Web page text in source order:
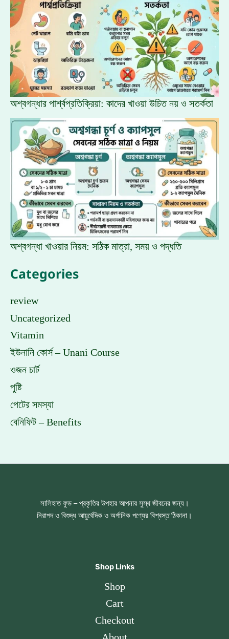
অশ্বগন্ধার পার্শ্বপ্রতিক্রিয়া: কাদের খাওয়া উচিত নয় ও সতর্কতা
অশ্বগন্ধা খাওয়ার নিয়ম: সঠিক মাত্রা, সময় ও পদ্ধতি
Categories
review
Uncategorized
Vitamin
ইউনানি কোর্স – Unani Course
ওজন চার্ট
পুষ্টি
পেটের সমস্যা
বেনিফিট – Benefits
সালিহাত ফুড – প্রকৃতির উপহার আপনার সুস্থ জীবনের জন্য।
নিরাপদ ও বিশুদ্ধ আয়ুর্বেদিক ও অর্গানিক পণ্যের বিশ্বস্ত ঠিকানা।
Shop Links
Shop
Cart
Checkout